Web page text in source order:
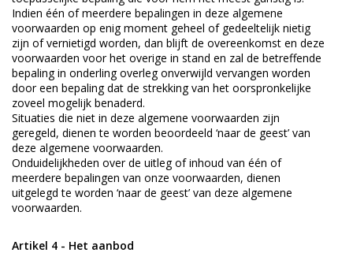
Indien één of meerdere bepalingen in deze algemene
voorwaarden op enig moment geheel of gedeeltelijk nietig
zijn of vernietigd worden, dan blijft de overeenkomst en deze
voorwaarden voor het overige in stand en zal de betreffende
bepaling in onderling overleg onverwijld vervangen worden
door een bepaling dat de strekking van het oorspronkelijke
zoveel mogelijk benaderd.
Situaties die niet in deze algemene voorwaarden zijn
geregeld, dienen te worden beoordeeld ‘naar de geest’ van
deze algemene voorwaarden.
Onduidelijkheden over de uitleg of inhoud van één of
meerdere bepalingen van onze voorwaarden, dienen
uitgelegd te worden ‘naar de geest’ van deze algemene
voorwaarden.
Artikel 4 - Het aanbod